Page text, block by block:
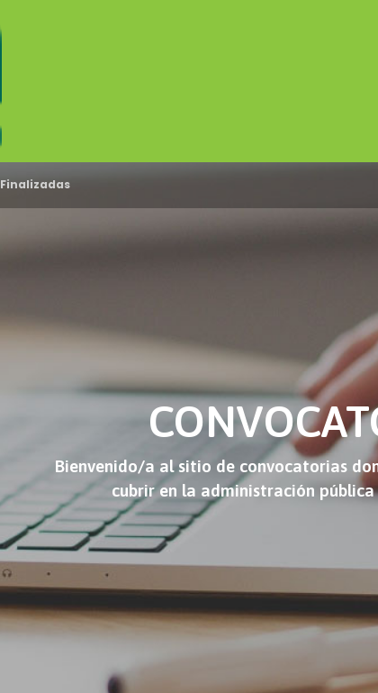
Finalizadas
Bienvenido/a al sitio de convocatorias
cubrir en la administración